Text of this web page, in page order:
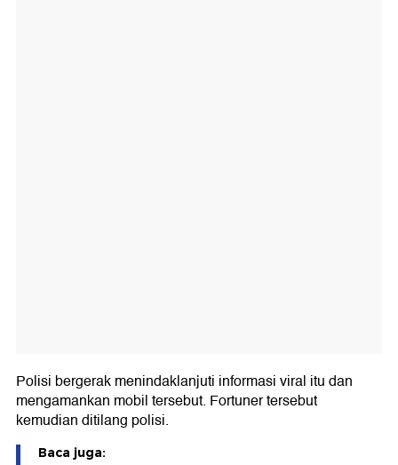
Polisi bergerak menindaklanjuti informasi viral itu dan
mengamankan mobil tersebut. Fortuner tersebut
kemudian ditilang polisi.
Baca juga: